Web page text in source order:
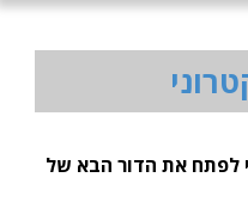
לפתח את הדור הבא של